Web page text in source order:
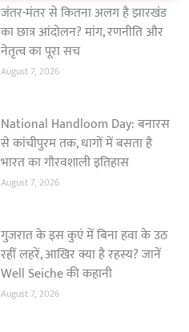
जंतर-मंतर से कितना अलग है झारखंड
का छात्र आंदोलन? मांग, रणनीति और
नेतृत्व का पूरा सच
August 7, 2026
National Handloom Day: बनारस
से कांचीपुरम तक, धागों में बसता है
भारत का गौरवशाली इतिहास
August 7, 2026
गुजरात के इस कुएं में बिना हवा के उठ
रहीं लहरें, आखिर क्या है रहस्य? जानें
Well Seiche की कहानी
August 7, 2026